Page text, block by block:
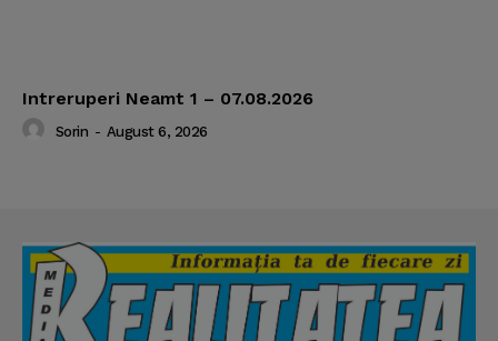
Intreruperi Neamt 1 – 07.08.2026
Sorin - August 6, 2026